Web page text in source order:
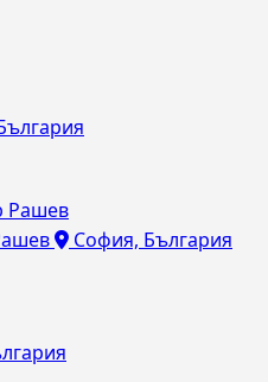
София, България